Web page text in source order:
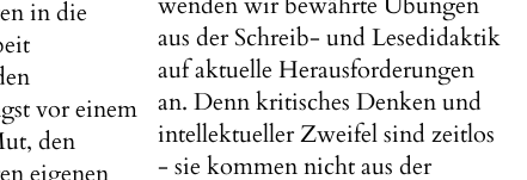
in die
vor einem
den
eigenen
aus der Schreib- und Lesedidaktik
auf aktuelle Herausforderungen
an. Denn kritisches Denken und
intellektueller Zweifel sind zeitlos
- sie kommen nicht aus der